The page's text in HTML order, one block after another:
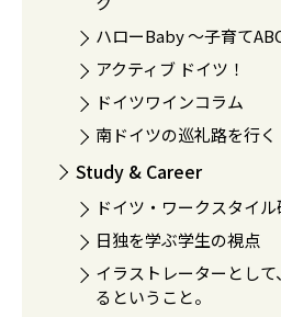
ハローBaby 〜子育て
アクティブ ドイツ！
ドイツワインコラム
南ドイツの巡礼路を行く
Study & Career
ドイツ・ワークスタイ
日独を学ぶ学生の視点
イラストレーターとし
るということ。